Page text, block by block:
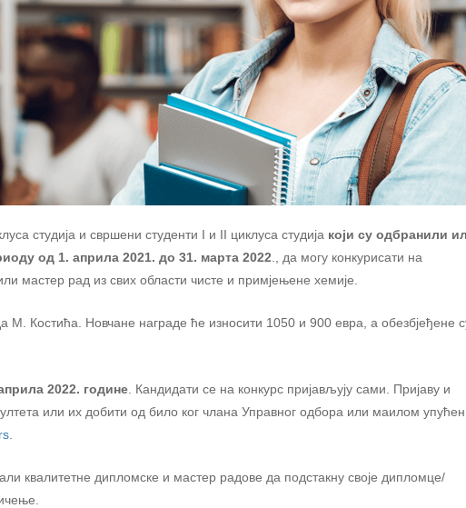
студија и свршени студенти I и II циклуса студија који су одбранили
од 1. априла 2021. до 31. марта 2022 ., да могу конкурисати на
мастер рад из свих области чисте и примјењене хемије.
М. Костића. Новчане награде ће износити 1050 и 900 евра, а обезбјеђене
2022. године . Кандидати се на конкурс пријављују сами. Пријаву и
или их добити од било ког члана Управног одбора или маилом
квалитетне дипломске и мастер радове да подстакну своје дипломце/